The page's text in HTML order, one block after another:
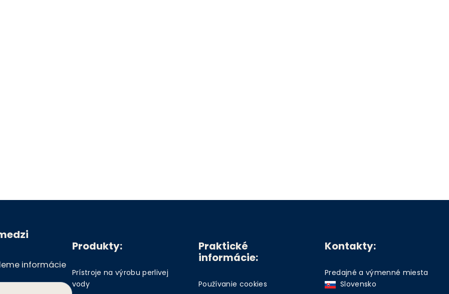
informácie
Produkty:
Prístroje na výrobu perlivej
vody
Praktické
informácie:
Používanie cookies
Kontakty:
Predajné a výmenné miesta
Slovensko